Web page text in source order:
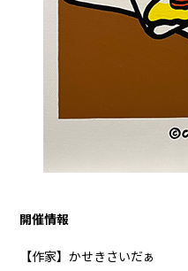
開催情報
【作家】かせきさいだぁ